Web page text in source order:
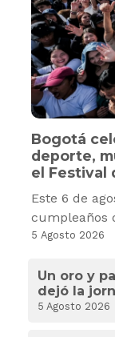
Bogotá
deporte,
el Festival
Este 6 de
cumpleaños
deportivas,
5 Agosto 2026
Un oro y
dejó la
Equipo
5 Agosto 2026